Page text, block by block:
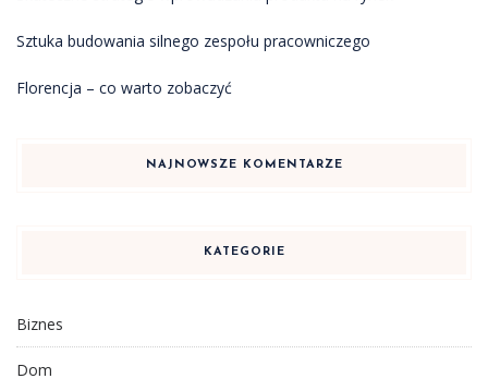
Sztuka budowania silnego zespołu pracowniczego
Florencja – co warto zobaczyć
NAJNOWSZE KOMENTARZE
KATEGORIE
Biznes
Dom